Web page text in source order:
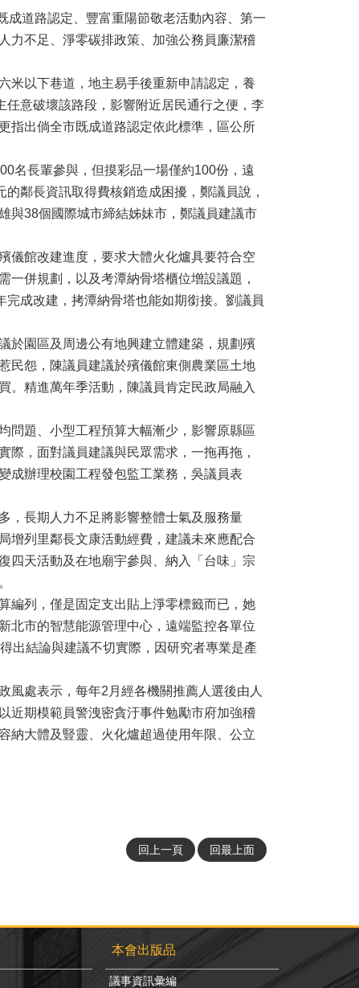
成道路認定、豐富重陽節敬老活動內容、第一
力不足、淨零碳排政策、加強公務員廉潔稽
米以下巷道，地主易手後重新申請認定，養
意破壞該路段，影響附近居民通行之便，李
指出倘全市既成道路認定依此標準，區公所
名長輩參與，但摸彩品一場僅約100份，遠
鄰長資訊取得費核銷造成困擾，鄭議員說，
與38個國際城市締結姊妹市，鄭議員建議市
儀館改建進度，要求大體火化爐具要符合空
併規劃，以及考潭納骨塔櫃位增設議題，
成改建，拷潭納骨塔也能如期銜接。劉議員
於園區及周邊公有地興建立體建築，規劃殯
民怨，陳議員建議於殯儀館東側農業區土地
。精進萬年季活動，陳議員肯定民政局融入
問題、小型工程預算大幅漸少，影響原縣區
，面對議員建議與民眾需求，一拖再拖，
成辦理校園工程發包監工業務，吳議員表
，長期人力不足將影響整體士氣及服務量
增列里鄰長文康活動經費，建議未來應配合
四天活動及在地廟宇參與、納入「台味」宗
編列，僅是固定支出貼上淨零標籤而已，她
北市的智慧能源管理中心，遠端監控各單位
出結論與建議不切實際，因研究者專業是產
處表示，每年2月經各機關推薦人選後由人
近期模範員警洩密貪汙事件勉勵市府加強稽
納大體及豎靈、火化爐超過使用年限、公立
回上一頁 回最上面
本會出版品
議事資訊彙編